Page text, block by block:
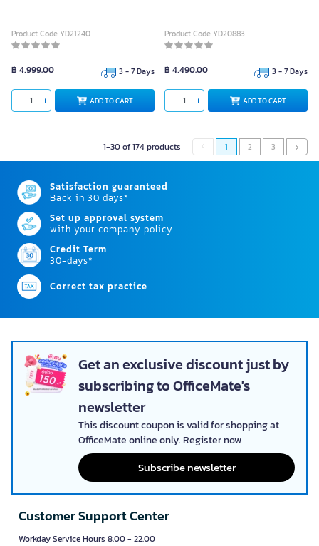
Product Code YD21240
฿ 4,999.00 3 - 7 Days
ADD TO CART
Product Code YD20883
฿ 4,490.00 3 - 7 Days
ADD TO CART
1-30 of 174 products 1 2 3
Satisfaction guaranteed
Back in 30 days*
Set up approval system
with your company policy
Credit Term
30-days*
Correct tax practice
Get an exclusive discount just by
subscribing to OfficeMate's
newsletter
This discount coupon is valid for shopping at
OfficeMate online only. Register now
Subscribe newsletter
Customer Support Center
Workday Service Hours 8.00 - 22.00